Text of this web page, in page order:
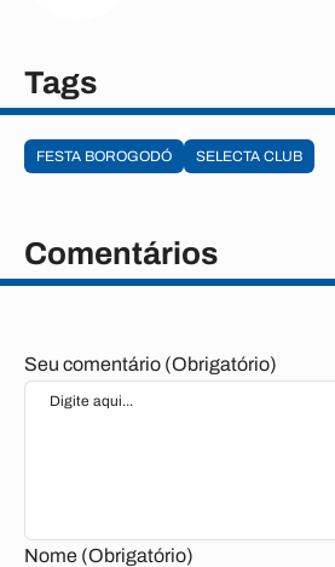
Tags
FESTA BOROGODÓ SELECTA CLUB
Comentários
Seu comentário (Obrigatório)
Nome (Obrigatório)